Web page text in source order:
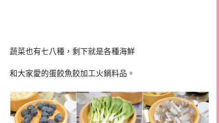
蔬菜也有七八種，剩下就是各種海鮮
和大家愛的蛋餃魚餃加工火鍋料品。